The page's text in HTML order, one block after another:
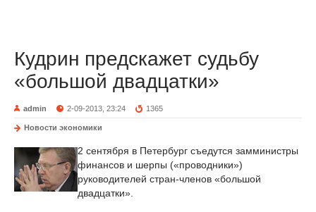
Кудрин предскажет судьбу
«большой двадцатки»
admin 2-09-2013, 23:24 1365
Новости экономики
2 сентября в Петербург съедутся замминистры
финансов и шерпы («проводники»)
руководителей стран-членов «большой
двадцатки».